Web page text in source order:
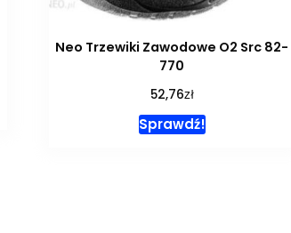
Neo Trzewiki Zawodowe O2 Src 82-
770
52,76zł
Sprawdź!